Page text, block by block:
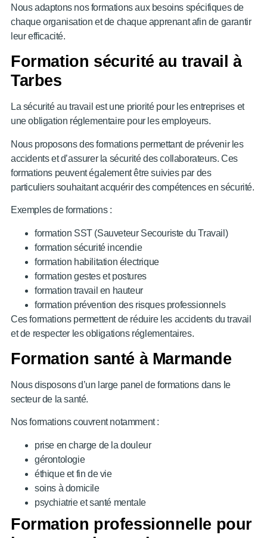
Nous adaptons nos formations aux besoins spécifiques de
chaque organisation et de chaque apprenant afin de garantir
leur efficacité.
Formation sécurité au travail à
Tarbes
La sécurité au travail est une priorité pour les entreprises et
une obligation réglementaire pour les employeurs.
Nous proposons des formations permettant de prévenir les
accidents et d’assurer la sécurité des collaborateurs. Ces
formations peuvent également être suivies par des
particuliers souhaitant acquérir des compétences en sécurité.
Exemples de formations :
formation SST (Sauveteur Secouriste du Travail)
formation sécurité incendie
formation habilitation électrique
formation gestes et postures
formation travail en hauteur
formation prévention des risques professionnels
Ces formations permettent de réduire les accidents du travail
et de respecter les obligations réglementaires.
Formation santé à Marmande
Nous disposons d’un large panel de formations dans le
secteur de la santé.
Nos formations couvrent notamment :
prise en charge de la douleur
gérontologie
éthique et fin de vie
soins à domicile
psychiatrie et santé mentale
Formation professionnelle pour